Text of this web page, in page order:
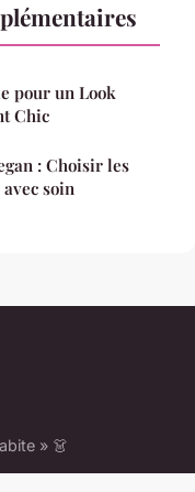
pour un Look
Chic
: Choisir les
soin
» 👗